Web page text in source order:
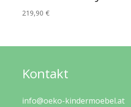
219,90 €
Kontakt
info@oeko-kindermoebel.at